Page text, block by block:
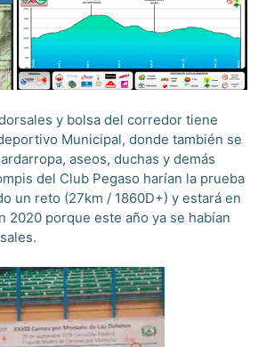
y bolsa del corredor tiene
Municipal, donde también se
aseos, duchas y demás
del Club Pegaso harían la prueba
un reto (27km / 1860D+) y estará en
2020 porque este año ya se habían